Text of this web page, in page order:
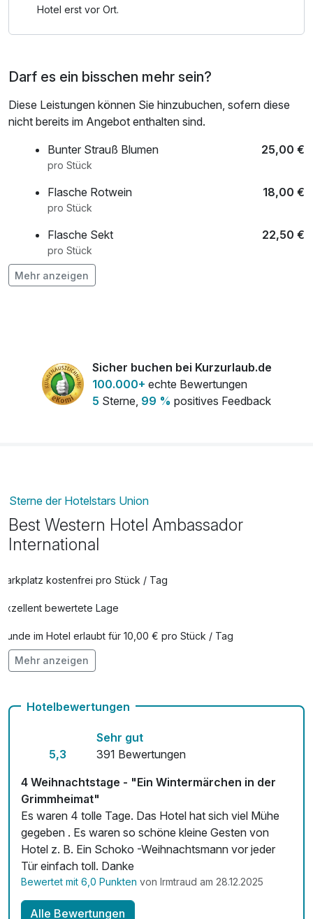
Hotel erst vor Ort.
Darf es ein bisschen mehr sein?
Diese Leistungen können Sie hinzubuchen, sofern diese
nicht bereits im Angebot enthalten sind.
Bunter Strauß Blumen
25,00 €
pro Stück
Flasche Rotwein 18,00 €
pro Stück
Flasche Sekt 22,50 €
pro Stück
Flasche Wasser
Leihbademantel 5,00 €
pro Stück
Lunchpaket 12,00 €
Mehr anzeigen
Sicher buchen bei Kurzurlaub.de
100.000+ echte Bewertungen
5 Sterne, 99 % positives Feedback
Sterne der Hotelstars Union
Best Western Hotel Ambassador
International
Parkplatz kostenfrei pro Stück / Tag
Exzellent bewertete Lage
Hunde im Hotel erlaubt für 10,00 € pro Stück / Tag
Auch vegetarische Speisen
Mit Hotelbar
Mehr anzeigen
Hotelbewertungen
5,3
Sehr gut
391 Bewertungen
4 Weihnachtstage - "Ein Wintermärchen in der
Grimmheimat"
Es waren 4 tolle Tage. Das Hotel hat sich viel Mühe
gegeben . Es waren so schöne kleine Gesten von
Hotel z. B. Ein Schoko -Weihnachtsmann vor jeder
Tür einfach toll. Danke
Bewertet mit 6,0 Punkten von Irmtraud am 28.12.2025
Alle Bewertungen